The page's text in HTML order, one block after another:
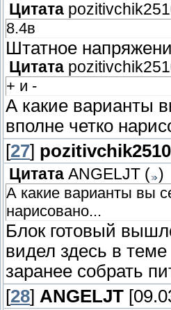
Цитата
8.4в
Штатное
Цитата
+ и -
А какие варианты
вполне четко
[27] pozitivchik2510
Цитата ANGELJT ( )
А какие варианты вы
нарисовано...
Блок готовый
видел здесь в
заранее собрать
[28] ANGELJT